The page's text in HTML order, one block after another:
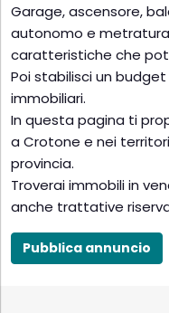
Garage, ascensore,
autonomo e
caratteristiche che
Poi stabilisci un
immobiliari.
In questa pagina ti
a Crotone e nei
provincia.
Troverai immobili in
anche trattative
Pubblica annuncio